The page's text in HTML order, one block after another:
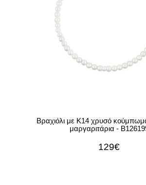
Βραχιόλι με Κ14 χρυσό
μαργαριτάρια -
129€